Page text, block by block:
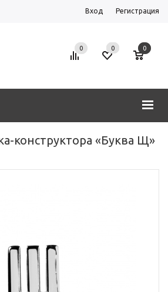
Вход Регистрация
0 0 0
конструктора «Буква Щ»